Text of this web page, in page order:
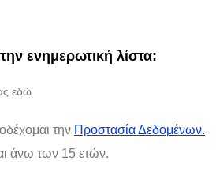
ενημερωτική λίστα:
την Προστασία Δεδομένων.
άνω των 15 ετών.